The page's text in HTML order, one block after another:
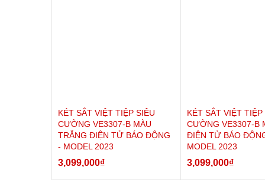
- Phiếu giao hàng, phiếu bảo hành, hướng dẫn sử dụng
- 04 pin AA.
KÉT SẮT VIỆT TIỆP SIÊU
CƯỜNG VE3307-B MÀU
TRẮNG ĐIỆN TỬ BÁO ĐỘNG
- MODEL 2023
3,099,000₫
KÉT SẮT VIỆT TIỆP
CƯỜNG VE3307-B
ĐIỆN TỬ BÁO
MODEL 2023
3,099,000₫